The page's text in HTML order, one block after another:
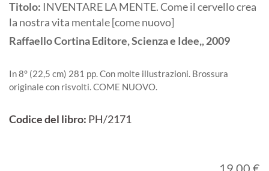
Titolo: INVENTARE LA MENTE. Come il cervello crea
la nostra vita mentale [come nuovo]
Raffaello Cortina Editore, Scienza e Idee,,2009
In 8° (22,5 cm) 281 pp. Con molte illustrazioni. Brossura
originale con risvolti. COME NUOVO.
Codice del libro: PH/2171
19,00 €